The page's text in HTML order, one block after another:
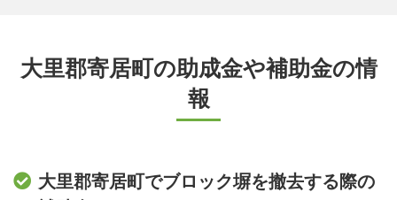
大里郡寄居町の助成金や補助金の情
報
大里郡寄居町でブロック塀を撤去する際の